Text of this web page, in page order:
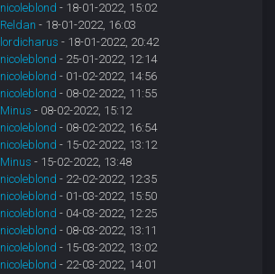
nicoleblond - 18-01-2022, 15:02
Reldan - 18-01-2022, 16:03
lordicharus - 18-01-2022, 20:42
nicoleblond - 25-01-2022, 12:14
nicoleblond - 01-02-2022, 14:56
nicoleblond - 08-02-2022, 11:55
Minus - 08-02-2022, 15:12
nicoleblond - 08-02-2022, 16:54
nicoleblond - 15-02-2022, 13:12
Minus - 15-02-2022, 13:48
nicoleblond - 22-02-2022, 12:35
nicoleblond - 01-03-2022, 15:50
nicoleblond - 04-03-2022, 12:25
nicoleblond - 08-03-2022, 13:11
nicoleblond - 15-03-2022, 13:02
nicoleblond - 22-03-2022, 14:01